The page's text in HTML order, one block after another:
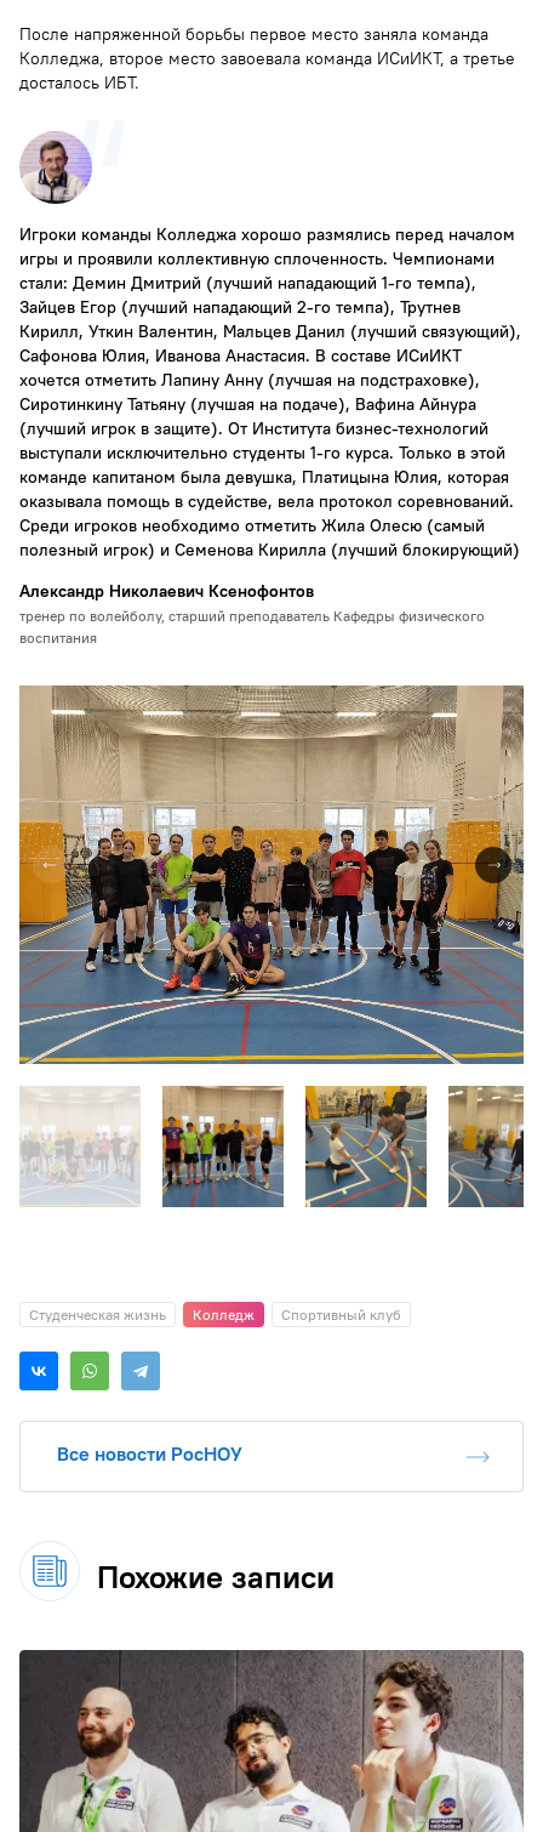
После напряженной борьбы первое место заняла команда
Колледжа, второе место завоевала команда ИСиИКТ, а третье
досталось ИБТ.
Игроки команды Колледжа хорошо размялись перед началом
игры и проявили коллективную сплоченность. Чемпионами
стали: Демин Дмитрий (лучший нападающий 1-го темпа),
Зайцев Егор (лучший нападающий 2-го темпа), Трутнев
Кирилл, Уткин Валентин, Мальцев Данил (лучший связующий),
Сафонова Юлия, Иванова Анастасия. В составе ИСиИКТ
хочется отметить Лапину Анну (лучшая на подстраховке),
Сиротинкину Татьяну (лучшая на подаче), Вафина Айнура
(лучший игрок в защите). От Института бизнес-технологий
выступали исключительно студенты 1-го курса. Только в этой
команде капитаном была девушка, Платицына Юлия, которая
оказывала помощь в судействе, вела протокол соревнований.
Среди игроков необходимо отметить Жила Олесю (самый
полезный игрок) и Семенова Кирилла (лучший блокирующий)
Александр Николаевич Ксенофонтов
тренер по волейболу, старший преподаватель Кафедры физического
воспитания
Студенческая жизнь Колледж Спортивный клуб
Все новости РосНОУ
Похожие записи